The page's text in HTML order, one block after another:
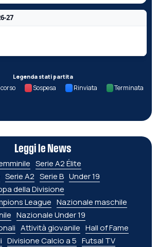
27
Legenda stati partita
Sospesa Rinviata Terminata
Leggi le News
Serie A2 Élite
Serie A2 Serie B Under 19
della Divisione
League Nazionale maschile
Nazionale Under 19
Attività giovanile Hall of Fame
Divisione Calcio a 5 Futsal TV